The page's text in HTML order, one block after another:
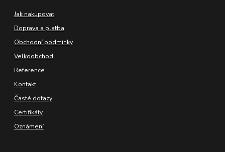
Jak nakupovat
Doprava a platba
Obchodní podmínky
Velkoobchod
Reference
Kontakt
Časté dotazy
Certifikáty
Oznámení